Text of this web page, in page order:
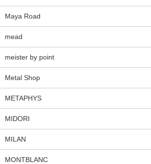
Maya Road
mead
meister by point
Metal Shop
METAPHYS
MIDORI
MILAN
MONTBLANC